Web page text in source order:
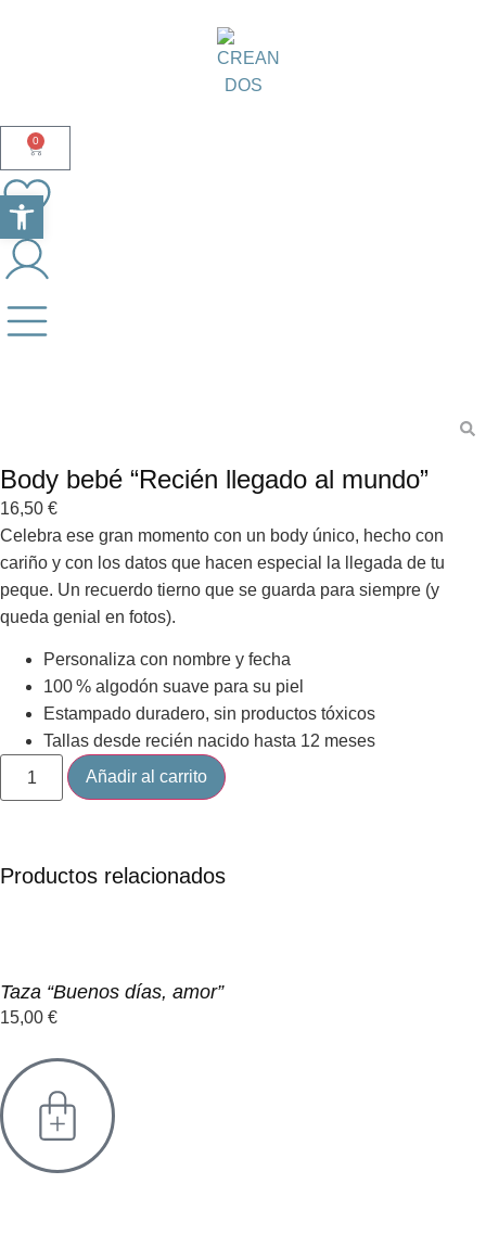
0
Body bebé “Recién llegado al mundo”
16,50 €
Celebra ese gran momento con un body único, hecho con
cariño y con los datos que hacen especial la llegada de tu
peque. Un recuerdo tierno que se guarda para siempre (y
queda genial en fotos).
Personaliza con nombre y fecha
100 % algodón suave para su piel
Estampado duradero, sin productos tóxicos
Tallas desde recién nacido hasta 12 meses
Añadir al carrito
Productos relacionados
Taza “Buenos días, amor”
15,00 €
Abrir barra de herramientas